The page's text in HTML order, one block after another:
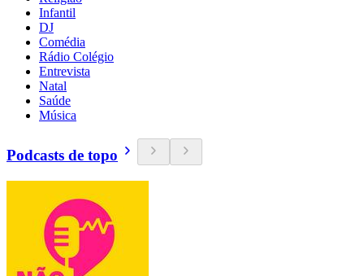
Infantil
DJ
Comédia
Rádio Colégio
Entrevista
Natal
Saúde
Música
Podcasts de topo